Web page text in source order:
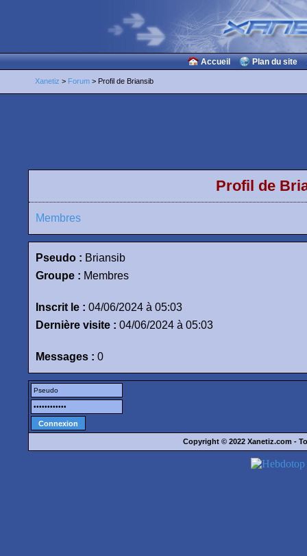
Accueil Plan du site
Xanetiz > Forum > Profil de Briansib
Profil de
Membres
Pseudo : Briansib
Groupe : Membres
Inscrit le : 04/06/2024 à 05:03
Dernière visite : 04/06/2024 à 05:03
Messages : 0
Copyright © 2022 Xanetiz.com -